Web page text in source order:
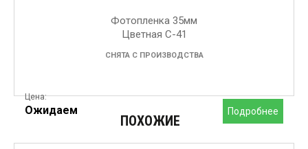
Фотопленка 35мм
Цветная C-41
СНЯТА С ПРОИЗВОДСТВА
Цена:
Ожидаем Подробнее
ПОХОЖИЕ